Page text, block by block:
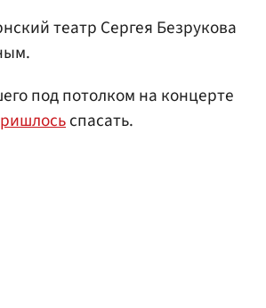
театр Сергея Безрукова
под потолком на концерте
спасать.